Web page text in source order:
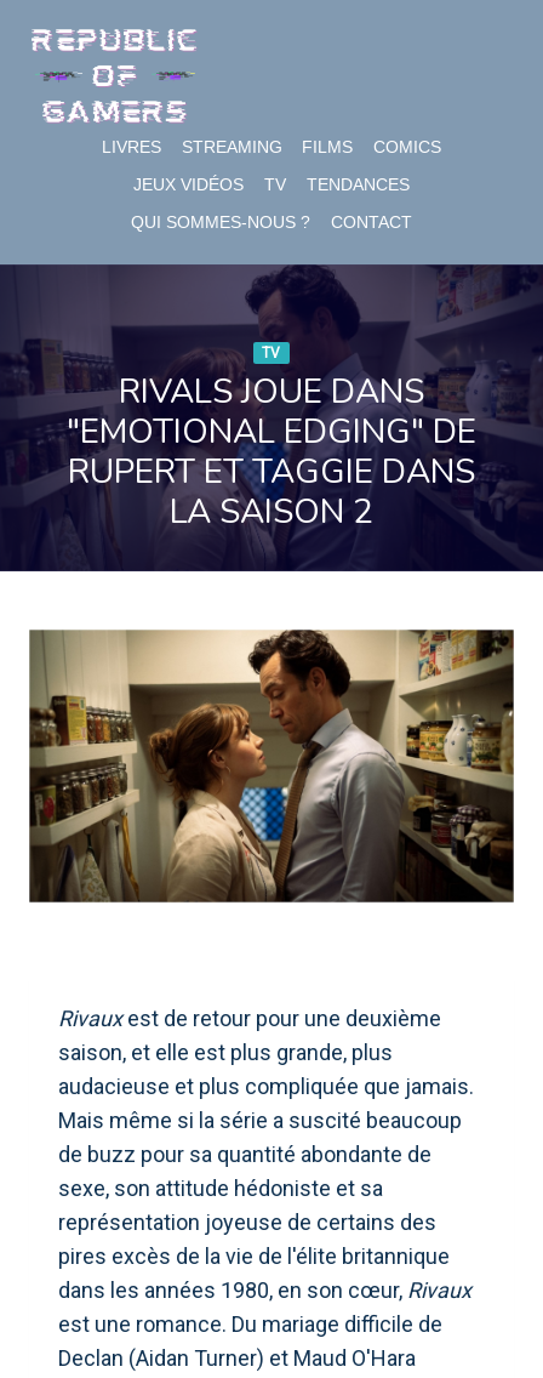
content
LIVRES STREAMING FILMS
COMICS
JEUX VIDÉOS
TV
TENDANCES
QUI SOMMES-NOUS ?
CONTACT
TV
RIVALS JOUE DANS
"EMOTIONAL EDGING" DE
RUPERT ET TAGGIE DANS
LA SAISON 2
Rivauxest de retour pour une deuxième
saison, et elle est plus grande, plus
audacieuse et plus compliquée que jamais.
Mais même si la série a suscité beaucoup
de buzz pour sa quantité abondante de
sexe, son attitude hédoniste et sa
représentation joyeuse de certains des
pires excès de la vie de l'élite britannique
dans les années 1980, en son cœur, Rivaux
est une romance. Du mariage difficile de
Declan (Aidan Turner) et Maud O'Hara